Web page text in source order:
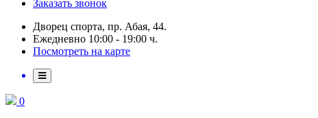
Заказать звонок
Дворец спорта, пр. Абая, 44.
Ежедневно 10:00 - 19:00 ч.
Посмотреть на карте
0